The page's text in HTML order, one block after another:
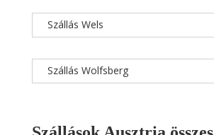
Szállás Wels
Szállás Wolfsberg